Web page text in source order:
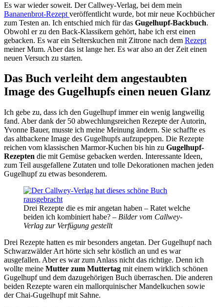
Es war wieder soweit. Der Callwey-Verlag, bei dem mein
Bananenbrot-Rezept veröffentlicht wurde, bot mir neue Kochbücher
zum Testen an. Ich entschied mich für das Gugelhupf-Backbuch.
Obwohl er zu den Back-Klassikern gehört, habe ich erst einen
gebacken. Es war ein Selterskuchen mit Zitrone nach dem Rezept
meiner Mum. Aber das ist lange her. Es war also an der Zeit einen
neuen Versuch zu starten.
Das Buch verleiht dem angestaubten
Image des Gugelhupfs einen neuen Glanz
Ich gebe zu, dass ich den Gugelhupf immer ein wenig langweilig
fand. Aber dank der 50 abwechlungsreichen Rezepte der Autorin,
Yvonne Bauer, musste ich meine Meinung ändern. Sie schaffte es
das altbackene Image des Gugelhupfs aufzupeppen. Die Rezepte
reichen vom klassischen Marmor-Kuchen bis hin zu Gugelhupf-
Rezepten die mit Gemüse gebacken werden. Interessante Ideen,
zum Teil ausgefallene Zutaten und tolle Dekorationen machen jeden
Gugelhupf zu etwas besonderem.
Drei Rezepte die es mir angetan haben – Ratet welche
beiden ich kombiniert habe? – Bilder vom Callwey-
Verlag zur Verfügung gestellt
Drei Rezepte hatten es mir besonders angetan. Der Gugelhupf nach
Schwarzwälder Art hörte sich sehr köstlich an und es war
ausgefallen. Aber es war zum Anlass nicht das richtige. Denn ich
wollte meine Mutter zum Muttertag mit einem wirklich schönen
Gugelhupf und dem dazugehörigen Buch überraschen. Die anderen
beiden Rezepte waren ein mallorquinischer Mandelkuchen sowie
der Chai-Gugelhupf mit Sahne.